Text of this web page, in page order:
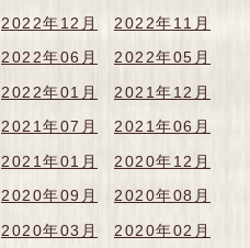
2022年12月
2022年11月
2022年06月
2022年05月
2022年01月
2021年12月
2021年07月
2021年06月
2021年01月
2020年12月
2020年09月
2020年08月
2020年03月
2020年02月